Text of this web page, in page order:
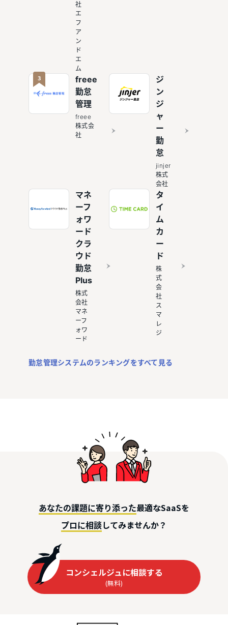
社
エ
フ
ア
ン
ド
エ
ム
3
freee
勤怠
管理
freee
株式会
社
ジ
ン
ジ
ャ
ー
勤
怠
jinjer
株式
会社
マネ
ーフ
ォワ
ード
クラ
ウド
勤怠
Plus
株式
会社
マネ
ーフ
ォワ
ード
タ
イ
ム
カ
ー
ド
株
式
会
社
ス
マ
レ
ジ
勤怠管理システムのランキングをすべて見る
あなたの課題に寄り添った最適なSaaSを
プロに相談してみませんか？
コンシェルジュに相談する
(無料)